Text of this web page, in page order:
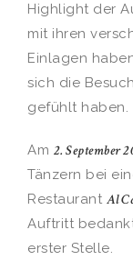
Highlight der
mit ihren
Einlagen
sich die
gefühlt haben.
Am 2. September
Tänzern bei
Restaurant Al
Auftritt
erster Stelle.